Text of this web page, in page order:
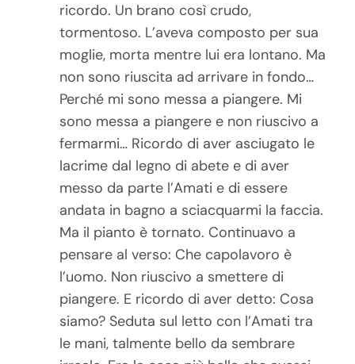
ricordo. Un brano così crudo,
tormentoso. L’aveva composto per sua
moglie, morta mentre lui era lontano. Ma
non sono riuscita ad arrivare in fondo…
Perché mi sono messa a piangere. Mi
sono messa a piangere e non riuscivo a
fermarmi… Ricordo di aver asciugato le
lacrime dal legno di abete e di aver
messo da parte l’Amati e di essere
andata in bagno a sciacquarmi la faccia.
Ma il pianto è tornato. Continuavo a
pensare al verso: Che capolavoro è
l’uomo. Non riuscivo a smettere di
piangere. E ricordo di aver detto: Cosa
siamo? Seduta sul letto con l’Amati tra
le mani, talmente bello da sembrare